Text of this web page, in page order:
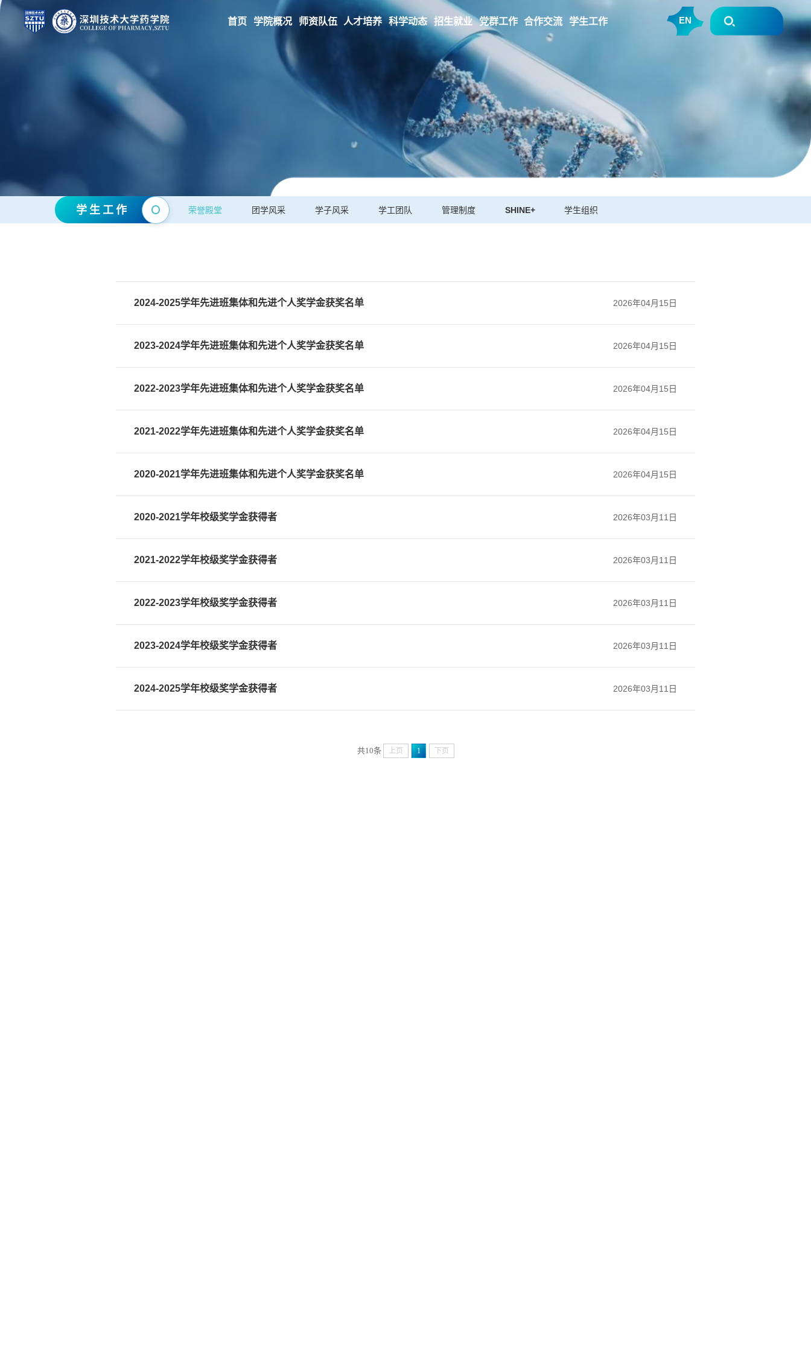
首页 学院概况 师资队伍 人才培养 科学动态 招生就业 党群工作 合作交流 学生工作 EN
学生工作 荣誉殿堂 团学风采 学子风采 学工团队 管理制度 SHINE+ 学生组织
2024-2025学年先进班集体和先进个人奖学金获奖名单 2026年04月15日
2023-2024学年先进班集体和先进个人奖学金获奖名单 2026年04月15日
2022-2023学年先进班集体和先进个人奖学金获奖名单 2026年04月15日
2021-2022学年先进班集体和先进个人奖学金获奖名单 2026年04月15日
2020-2021学年先进班集体和先进个人奖学金获奖名单 2026年04月15日
2020-2021学年校级奖学金获得者 2026年03月11日
2021-2022学年校级奖学金获得者 2026年03月11日
2022-2023学年校级奖学金获得者 2026年03月11日
2023-2024学年校级奖学金获得者 2026年03月11日
2024-2025学年校级奖学金获得者 2026年03月11日
共10条 上页 1 下页